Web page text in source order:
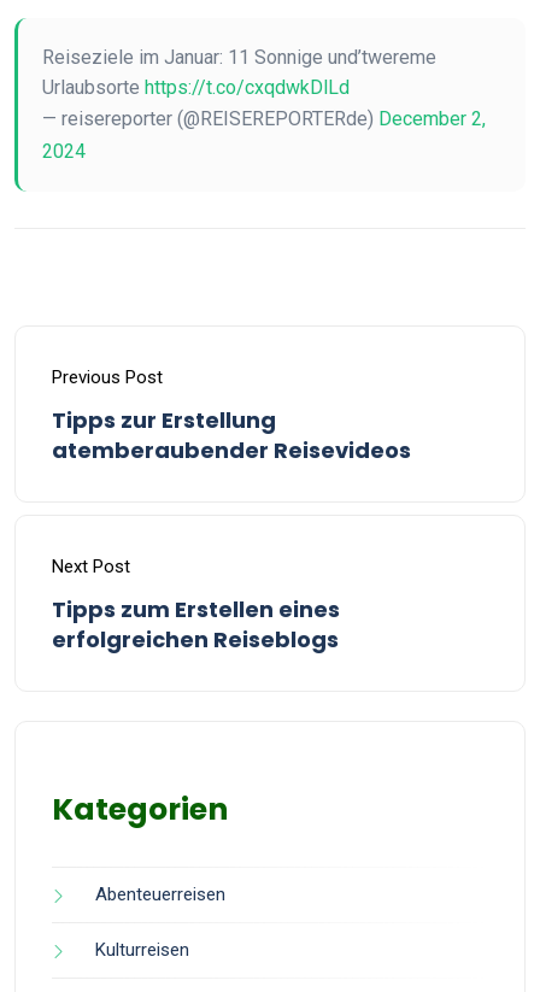
Reiseziele im Januar: 11 Sonnige und’twereme
Urlaubsorte https://t.co/cxqdwkDlLd
— reisereporter (@REISEREPORTERde) December 2,
2024
Previous Post
Tipps zur Erstellung
atemberaubender Reisevideos
Next Post
Tipps zum Erstellen eines
erfolgreichen Reiseblogs
Kategorien
Abenteuerreisen
Kulturreisen